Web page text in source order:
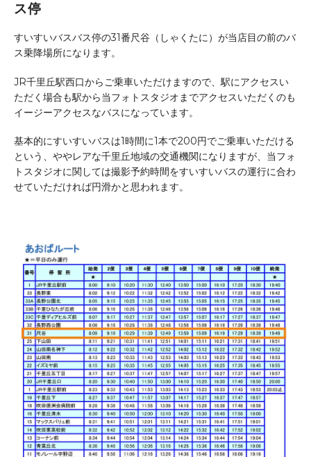
ス停
すいすいバスバス停の31番尺谷（しゃくたに）が当店目の前のバ
ス乗降場所になります。
JR千里丘駅西口からご乗車いただけますので、駅にアクセスい
ただく場合も駅から当フォトスタジオまでアクセスいただくのも
イージーアクセスなバスになっています。
基本的にすいすいバスは1時間に1本で200円でご乗車いただける
という、ややレアな千里丘地域の交通機関になりますが、当フォ
トスタジオに関しては撮影予約時間をすいすいバスの運行に合わ
せていただければ円滑かと思われます。